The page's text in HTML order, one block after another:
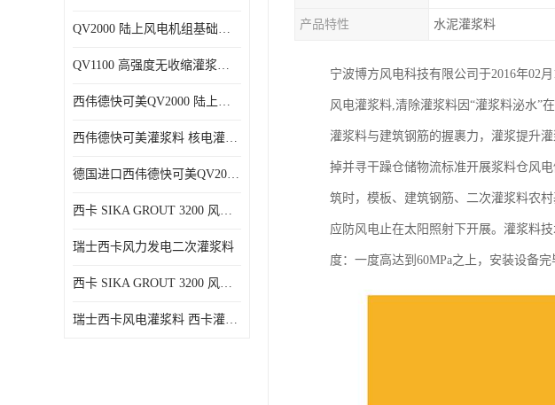
QV2000 陆上风电机组基础灌浆砂浆
QV1100 高强度无收缩灌浆砂浆
西伟德快可美QV2000 陆上风电灌浆料 均匀、 流动度好、可泵送
西伟德快可美灌浆料 核电灌浆材料
德国进口西伟德快可美QV2000PLUS陆上风电灌浆料 优异耐疲劳性能
西卡 SIKA GROUT 3200 风电 灌浆料
瑞士西卡风力发电二次灌浆料
西卡 SIKA GROUT 3200 风电 灌浆料 214 灌浆料
瑞士西卡风电灌浆料 西卡灌浆料 西卡海上风电灌浆料 西卡灌浆料
产品特性 水泥灌浆料
宁波博方风电科技有限公司于2016年02
风电灌浆料,清除灌浆料因“灌浆料泌水”
灌浆料与建筑钢筋的握裹力，灌浆提升
掉并寻干躁仓储物流标准开展浆料仓风
筑时，模板、建筑钢筋、二次灌浆料农
应防风电止在太阳照射下开展。灌浆料
度：一度高达到60MPa之上，安装设备完